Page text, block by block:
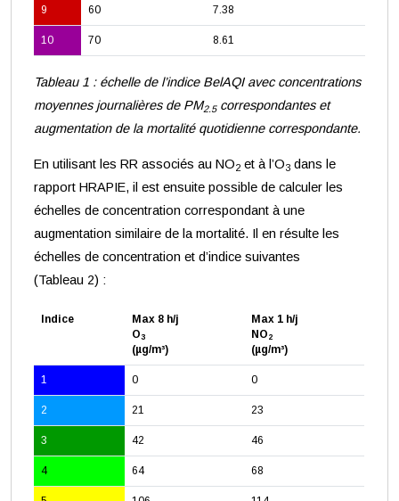
9 60 7.38
10 70 8.61
Tableau 1 : échelle de l’indice BelAQI avec concentrations
moyennes journalières de PM2.5correspondantes et
augmentation de la mortalité quotidienne correspondante.
En utilisant les RR associés au NO2 et à l’O3 dans le
rapport HRAPIE, il est ensuite possible de calculer les
échelles de concentration correspondant à une
augmentation similaire de la mortalité. Il en résulte les
échelles de concentration et d’indice suivantes
(Tableau 2) :
Indice
Max 8 h/j
O3
(µg/m³)
Max 1 h/j
NO 2
(µg/m³)
1 0 0
2 21 23
3 42 46
4 64 68